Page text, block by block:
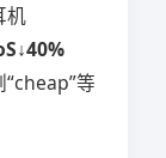
“cheap”等